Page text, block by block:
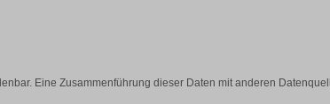
Eine Zusammenführung dieser Daten mit anderen